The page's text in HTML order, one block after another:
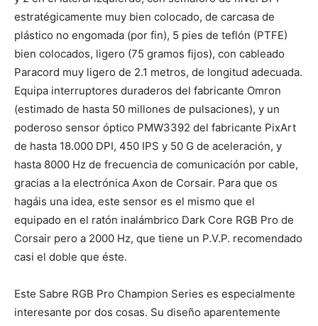
estratégicamente muy bien colocado, de carcasa de
plástico no engomada (por fin), 5 pies de teflón (PTFE)
bien colocados, ligero (75 gramos fijos), con cableado
Paracord muy ligero de 2.1 metros, de longitud adecuada.
Equipa interruptores duraderos del fabricante Omron
(estimado de hasta 50 millones de pulsaciones), y un
poderoso sensor óptico PMW3392 del fabricante PixArt
de hasta 18.000 DPI, 450 IPS y 50 G de aceleración, y
hasta 8000 Hz de frecuencia de comunicación por cable,
gracias a la electrónica Axon de Corsair. Para que os
hagáis una idea, este sensor es el mismo que el
equipado en el ratón inalámbrico Dark Core RGB Pro de
Corsair pero a 2000 Hz, que tiene un P.V.P. recomendado
casi el doble que éste.
Este Sabre RGB Pro Champion Series es especialmente
interesante por dos cosas. Su diseño aparentemente